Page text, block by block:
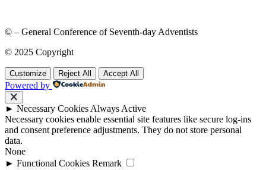
© – General Conference of Seventh-day Adventists
© 2025 Copyright
Customize Reject All Accept All
Powered by
► Necessary Cookies Always Active
Necessary cookies enable essential site features like secure log-ins
and consent preference adjustments. They do not store personal
data.
None
► Functional Cookies Remark